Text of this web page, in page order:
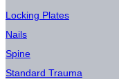
Locking Plates
Nails
Spine
Standard Trauma